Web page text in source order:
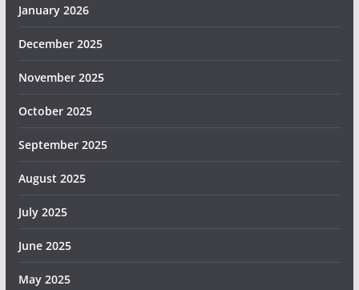
January 2026
December 2025
November 2025
October 2025
September 2025
August 2025
July 2025
June 2025
May 2025